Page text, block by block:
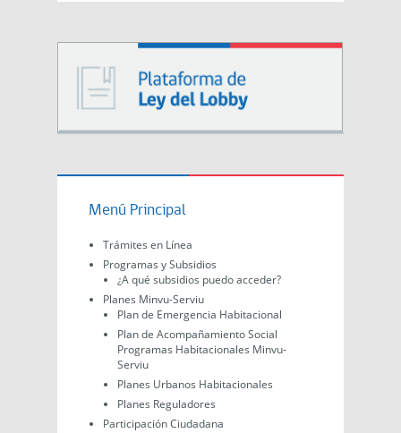
Menú Principal
Trámites en Línea
Programas y Subsidios
¿A qué subsidios puedo acceder?
Planes Minvu-Serviu
Plan de Emergencia Habitacional
Plan de Acompañamiento Social
Programas Habitacionales Minvu-
Serviu
Planes Urbanos Habitacionales
Planes Reguladores
Participación Ciudadana